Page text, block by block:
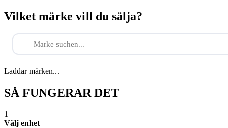
Vilket märke vill du sälja?
Laddar märken...
SÅ FUNGERAR DET
1
Välj enhet